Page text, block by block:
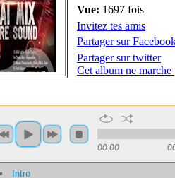
Vue: 1697 fois
Invitez tes amis
Partager sur
Partager sur twitter
Cet album ne marche